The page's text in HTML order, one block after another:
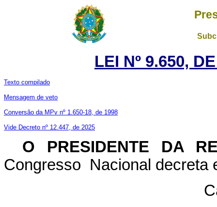
LEI Nº 9.650,
Texto compilado
Mensagem de veto
Conversão da MPv nº 1.650-18, de 1998
Vide Decreto nº 12.447, de 2025
O PRESIDENTE DA
Congresso Nacional